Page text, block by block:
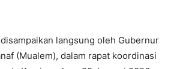
langsung oleh Gubernur
(Mualem), dalam rapat koordinasi